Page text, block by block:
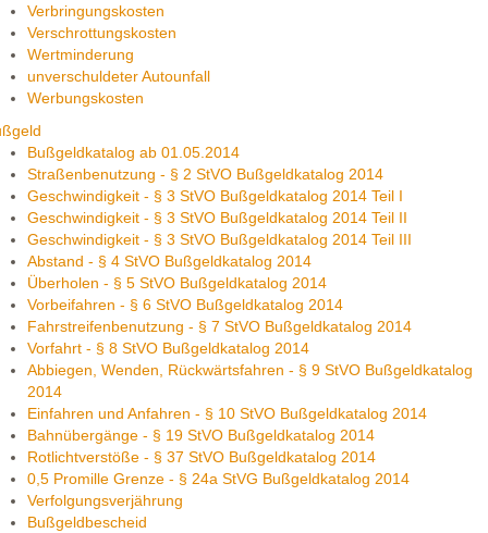
Verbringungskosten
Verschrottungskosten
Wertminderung
unverschuldeter Autounfall
Werbungskosten
Bußgeldkatalog ab 01.05.2014
Straßenbenutzung - § 2 StVO Bußgeldkatalog 2014
Geschwindigkeit - § 3 StVO Bußgeldkatalog 2014 Teil I
Geschwindigkeit - § 3 StVO Bußgeldkatalog 2014 Teil II
Geschwindigkeit - § 3 StVO Bußgeldkatalog 2014 Teil III
Abstand - § 4 StVO Bußgeldkatalog 2014
Überholen - § 5 StVO Bußgeldkatalog 2014
Vorbeifahren - § 6 StVO Bußgeldkatalog 2014
Fahrstreifenbenutzung - § 7 StVO Bußgeldkatalog 2014
Vorfahrt - § 8 StVO Bußgeldkatalog 2014
Abbiegen, Wenden, Rückwärtsfahren - § 9 StVO Bußgeldkatalog
2014
Einfahren und Anfahren - § 10 StVO Bußgeldkatalog 2014
Bahnübergänge - § 19 StVO Bußgeldkatalog 2014
Rotlichtverstöße - § 37 StVO Bußgeldkatalog 2014
0,5 Promille Grenze - § 24a StVG Bußgeldkatalog 2014
Verfolgungsverjährung
Bußgeldbescheid